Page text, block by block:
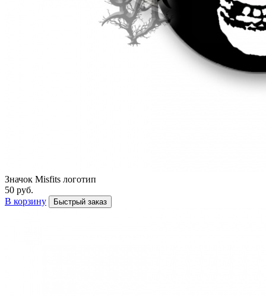
Значок Misfits логотип
50 руб.
В корзину
Быстрый заказ